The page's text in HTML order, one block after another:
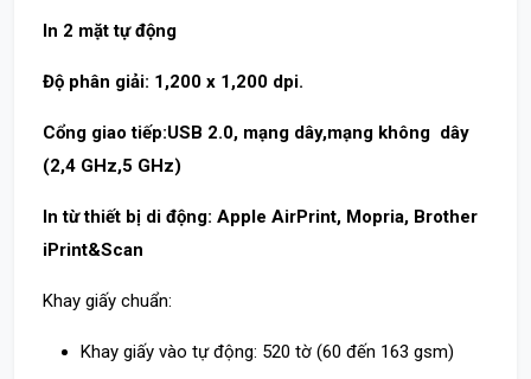
In 2 mặt tự động
Độ phân giải: 1,200 x 1,200 dpi.
Cổng giao tiếp:USB 2.0, mạng dây,mạng không dây
(2,4 GHz,5 GHz)
In từ thiết bị di động: Apple AirPrint, Mopria, Brother
iPrint&Scan
Khay giấy chuẩn:
Khay giấy vào tự động: 520 tờ (60 đến 163 gsm)